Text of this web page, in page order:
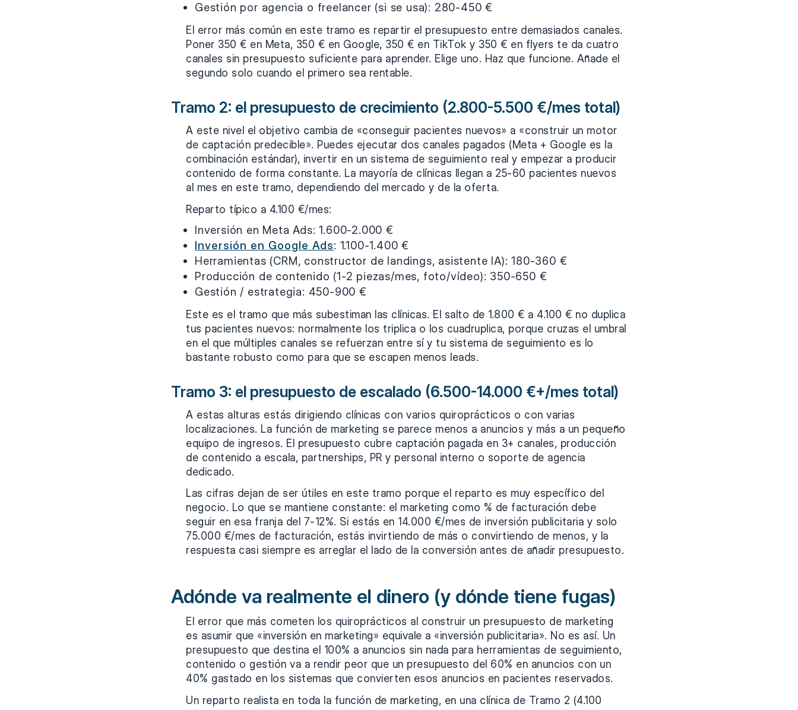
Gestión por agencia o freelancer (si se usa): 280-450 €
El error más común en este tramo es repartir el presupuesto entre demasiados canales.
Poner 350 € en Meta, 350 € en Google, 350 € en TikTok y 350 € en flyers te da cuatro
canales sin presupuesto suficiente para aprender. Elige uno. Haz que funcione. Añade el
segundo solo cuando el primero sea rentable.
Tramo 2: el presupuesto de crecimiento (2.800-5.500 €/mes total)
A este nivel el objetivo cambia de «conseguir pacientes nuevos» a «construir un motor
de captación predecible». Puedes ejecutar dos canales pagados (Meta + Google es la
combinación estándar), invertir en un sistema de seguimiento real y empezar a producir
contenido de forma constante. La mayoría de clínicas llegan a 25-60 pacientes nuevos
al mes en este tramo, dependiendo del mercado y de la oferta.
Reparto típico a 4.100 €/mes:
Inversión en Meta Ads: 1.600-2.000 €
Inversión en Google Ads: 1.100-1.400 €
Herramientas (CRM, constructor de landings, asistente IA): 180-360 €
Producción de contenido (1-2 piezas/mes, foto/vídeo): 350-650 €
Gestión / estrategia: 450-900 €
Este es el tramo que más subestiman las clínicas. El salto de 1.800 € a 4.100 € no duplica
tus pacientes nuevos: normalmente los triplica o los cuadruplica, porque cruzas el umbral
en el que múltiples canales se refuerzan entre sí y tu sistema de seguimiento es lo
bastante robusto como para que se escapen menos leads.
Tramo 3: el presupuesto de escalado (6.500-14.000 €+/mes total)
A estas alturas estás dirigiendo clínicas con varios quiroprácticos o con varias
localizaciones. La función de marketing se parece menos a anuncios y más a un pequeño
equipo de ingresos. El presupuesto cubre captación pagada en 3+ canales, producción
de contenido a escala, partnerships, PR y personal interno o soporte de agencia
dedicado.
Las cifras dejan de ser útiles en este tramo porque el reparto es muy específico del
negocio. Lo que se mantiene constante: el marketing como % de facturación debe
seguir en esa franja del 7-12%. Si estás en 14.000 €/mes de inversión publicitaria y solo
75.000 €/mes de facturación, estás invirtiendo de más o convirtiendo de menos, y la
respuesta casi siempre es arreglar el lado de la conversión antes de añadir presupuesto.
Adónde va realmente el dinero (y dónde tiene fugas)
El error que más cometen los quiroprácticos al construir un presupuesto de marketing
es asumir que «inversión en marketing» equivale a «inversión publicitaria». No es así. Un
presupuesto que destina el 100% a anuncios sin nada para herramientas de seguimiento,
contenido o gestión va a rendir peor que un presupuesto del 60% en anuncios con un
40% gastado en los sistemas que convierten esos anuncios en pacientes reservados.
Un reparto realista en toda la función de marketing, en una clínica de Tramo 2 (4.100